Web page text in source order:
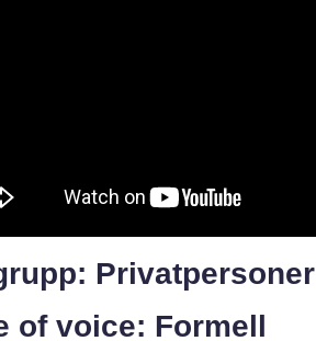
Privatpersoner
of voice: Formell